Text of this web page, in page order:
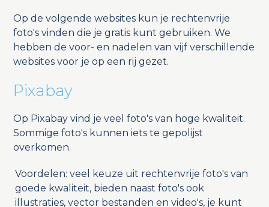
Op de volgende websites kun je rechtenvrije
foto's vinden die je gratis kunt gebruiken. We
hebben de voor- en nadelen van vijf verschillende
websites voor je op een rij gezet.
Pixabay
Op Pixabay vind je veel foto's van hoge kwaliteit.
Sommige foto's kunnen iets te gepolijst
overkomen.
Voordelen: veel keuze uit rechtenvrije foto's van
goede kwaliteit, bieden naast foto's ook
illustraties, vector bestanden en video's, je kunt